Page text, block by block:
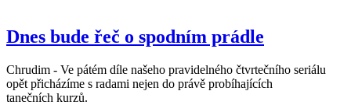
Dnes bude řeč o spodním prádle
Chrudim - Ve pátém díle našeho pravidelného čtvrtečního seriálu
opět přicházíme s radami nejen do právě probíhajících
tanečních kurzů.